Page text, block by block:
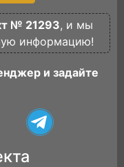
№ 21293, и мы
информацию!
и задайте